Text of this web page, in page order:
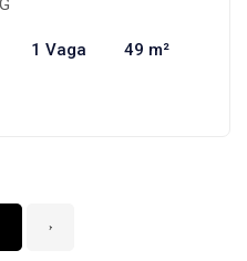
1 Vaga 49 m²
›